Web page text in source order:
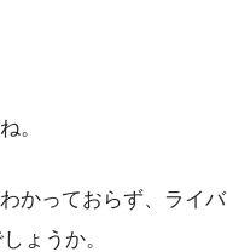
。
かっておらず、ライバ
ょうか。